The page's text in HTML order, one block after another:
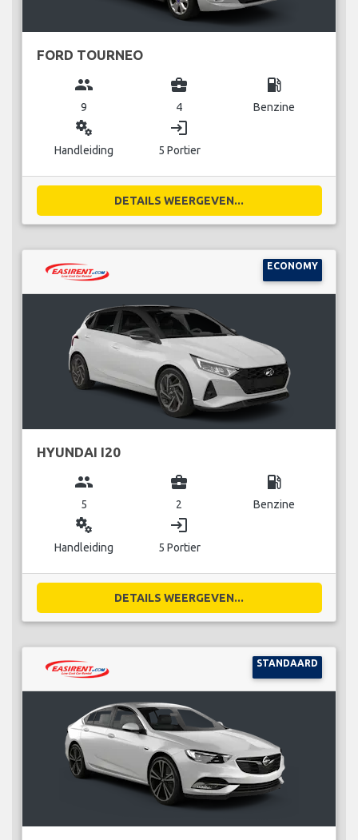
FORD TOURNEO
group
9
business_center
4
local_gas_station
Benzine
miscellaneous_services
Handleiding
login
5 Portier
DETAILS WEERGEVEN...
ECONOMY
HYUNDAI I20
group
5
business_center
2
local_gas_station
Benzine
miscellaneous_services
Handleiding
login
5 Portier
DETAILS WEERGEVEN...
STANDAARD